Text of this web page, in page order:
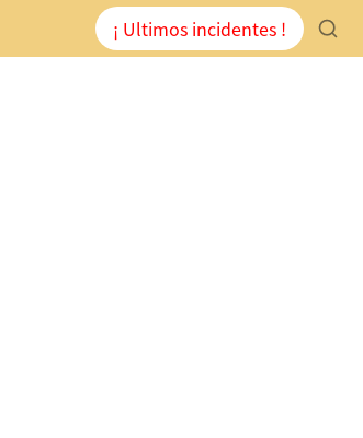
¡ Ultimos incidentes !